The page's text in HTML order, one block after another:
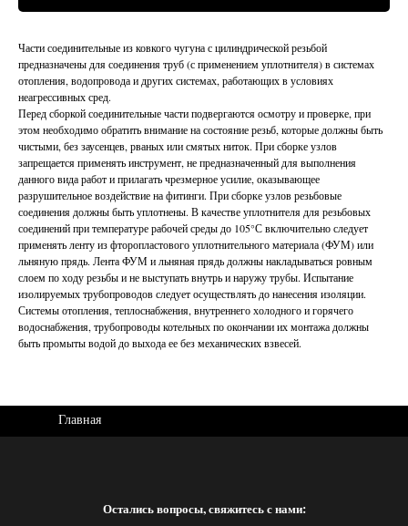
Части соединительные из ковкого чугуна с цилиндрической резьбой
предназначены для соединения труб (с применением уплотнителя) в системах
отопления, водопровода и других системах, работающих в условиях
неагрессивных сред.
Перед сборкой соединительные части подвергаются осмотру и проверке, при
этом необходимо обратить внимание на состояние резьб, которые должны быть
чистыми, без заусенцев, рваных или смятых ниток. При сборке узлов
запрещается применять инструмент, не предназначенный для выполнения
данного вида работ и прилагать чрезмерное усилие, оказывающее
разрушительное воздействие на фитинги. При сборке узлов резьбовые
соединения должны быть уплотнены. В качестве уплотнителя для резьбовых
соединений при температуре рабочей среды до 105°С включительно следует
применять ленту из фторопластового уплотнительного материала (ФУМ) или
льняную прядь. Лента ФУМ и льняная прядь должны накладываться ровным
слоем по ходу резьбы и не выступать внутрь и наружу трубы. Испытание
изолируемых трубопроводов следует осуществлять до нанесения изоляции.
Системы отопления, теплоснабжения, внутреннего холодного и горячего
водоснабжения, трубопроводы котельных по окончании их монтажа должны
быть промыты водой до выхода ее без механических взвесей.
Главная
Остались вопросы, свяжитесь с нами: